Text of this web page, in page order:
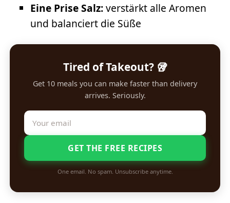
Eine Prise Salz:verstärkt alle Aromen
und balanciert die Süße
Tired of Takeout? 🥡
Get 10 meals you can make faster than delivery
arrives. Seriously.
GET THE FREE RECIPES
One email. No spam. Unsubscribe anytime.